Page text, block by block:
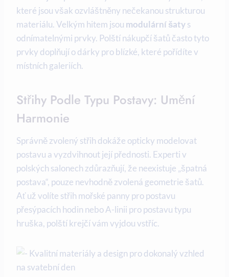
které jsou však ozvláštněny nečekanou strukturou
materiálu. Velkým hitem jsou modulární šatys
odnímatelnými prvky. Polští nákupčí šatů často tyto
prvky doplňují o dárky pro blízké, které pořídíte v
místních galeriích.
Střihy Podle Typu Postavy: Umění
Harmonie
Správně zvolený střih dokáže opticky modelovat
postavu a vyzdvihnout její přednosti. Experti v
polských salonech zdůrazňují, že neexistuje „špatná
postava“, pouze nevhodně zvolená geometrie šatů.
Ať už volíte střih mořské panny pro postavu
přesýpacích hodin nebo A-linii pro postavu typu
hruška, polští krejčí vám vyjdou vstříc.